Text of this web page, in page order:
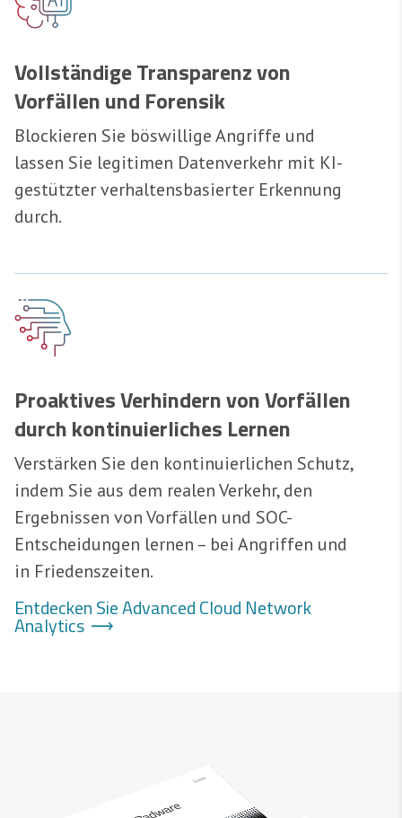
Vollständige Transparenz von
Vorfällen und Forensik
Blockieren Sie böswillige Angriffe und
lassen Sie legitimen Datenverkehr mit KI-
gestützter verhaltensbasierter Erkennung
durch.
Proaktives Verhindern von Vorfällen
durch kontinuierliches Lernen
Verstärken Sie den kontinuierlichen Schutz,
indem Sie aus dem realen Verkehr, den
Ergebnissen von Vorfällen und SOC-
Entscheidungen lernen – bei Angriffen und
in Friedenszeiten.
Entdecken Sie Advanced Cloud Network
Analytics